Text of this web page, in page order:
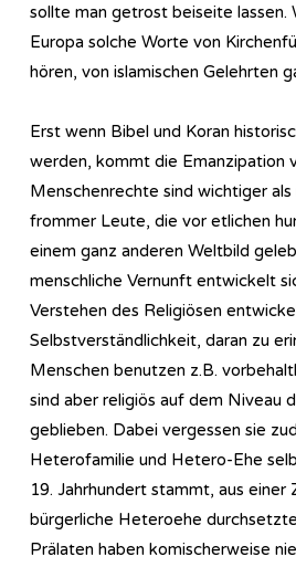
sollte man getrost beiseite lassen.
Europa solche Worte von
hören, von islamischen Gelehrten
Erst wenn Bibel und Koran
werden, kommt die Emanzipation
Menschenrechte sind wichtiger als
frommer Leute, die vor etlichen
einem ganz anderen Weltbild
menschliche Vernunft entwickelt
Verstehen des Religiösen
Selbstverständlichkeit, daran zu
Menschen benutzen z.B.
sind aber religiös auf dem Niveau
geblieben. Dabei vergessen sie
Heterofamilie und Hetero-Ehe
19. Jahrhundert stammt, aus einer
bürgerliche Heteroehe
Prälaten haben komischerweise